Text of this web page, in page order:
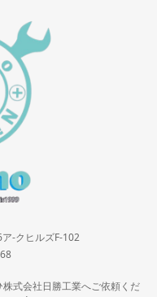
-クヒルズF-102
式会社日勝工業へご依頼くだ